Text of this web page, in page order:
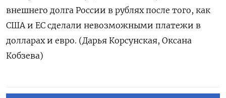
внешнего долга России в рублях после того, как
США и ЕС сделали невозможными платежи в
долларах и евро. (Дарья Корсунская, Оксана
Кобзева)